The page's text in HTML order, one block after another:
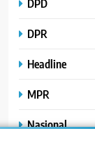
DPD
DPR
Headline
MPR
Nasional